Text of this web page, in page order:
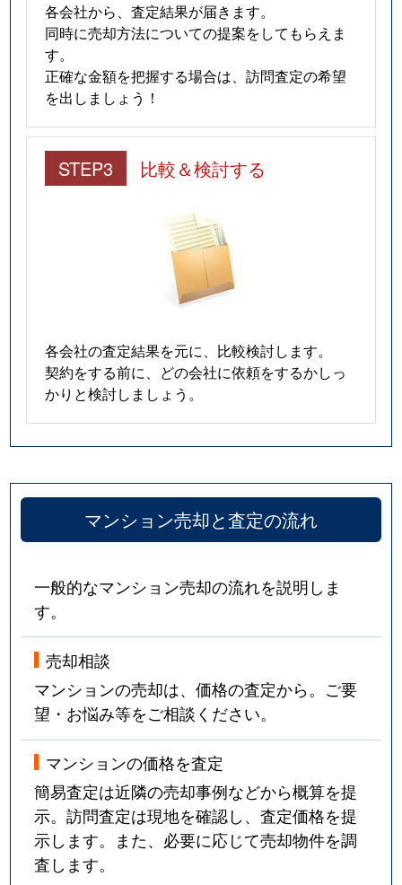
各会社から、査定結果が届きます。
同時に売却方法についての提案をしてもらえま
す。
正確な金額を把握する場合は、訪問査定の希望
を出しましょう！
STEP3 比較＆検討する
各会社の査定結果を元に、比較検討します。
契約をする前に、どの会社に依頼をするかしっ
かりと検討しましょう。
マンション売却と査定の流れ
一般的なマンション売却の流れを説明しま
す。
売却相談
マンションの売却は、価格の査定から。ご要
望・お悩み等をご相談ください。
マンションの価格を査定
簡易査定は近隣の売却事例などから概算を提
示。訪問査定は現地を確認し、査定価格を提
示します。また、必要に応じて売却物件を調
査します。